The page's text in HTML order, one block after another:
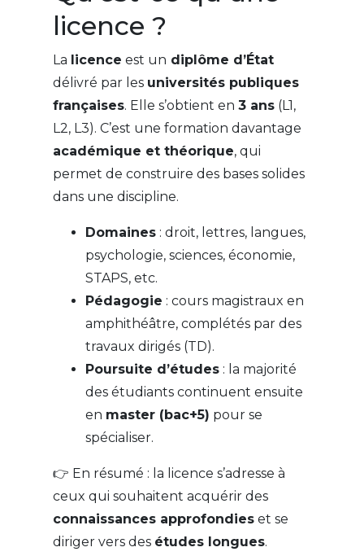
licence ?
La licence est un diplôme d’État
délivré par les universités publiques
françaises. Elle s’obtient en 3 ans(L1,
L2, L3). C’est une formation davantage
académique et théorique, qui
permet de construire des bases solides
dans une discipline.
Domaines: droit, lettres, langues,
psychologie, sciences, économie,
STAPS, etc.
Pédagogie : cours magistraux en
amphithéâtre, complétés par des
travaux dirigés (TD).
Poursuite d’études: la majorité
des étudiants continuent ensuite
en master (bac+5) pour se
spécialiser.
👉 En résumé : la licence s’adresse à
ceux qui souhaitent acquérir des
connaissances approfondieset se
diriger vers des études longues.